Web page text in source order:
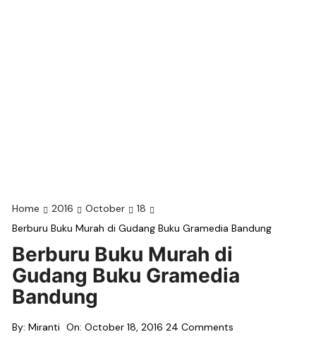
Home 2016 October
18
Berburu Buku Murah di Gudang Buku Gramedia Bandung
Berburu Buku Murah di
Gudang Buku Gramedia
Bandung
By: Miranti On:October 18, 2016 24 Comments